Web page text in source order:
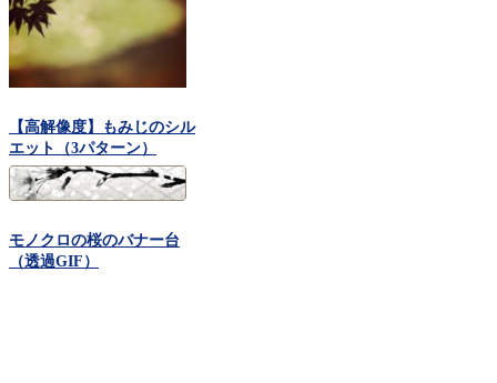
【高解像度】もみじのシル
エット（3パターン）
モノクロの桜のバナー台
（透過GIF）